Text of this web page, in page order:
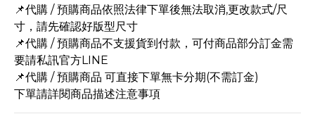
📌代購 / 預購商品依照法律下單後無法取消,更改款式/尺
寸，請先確認好版型尺寸
📌代購 / 預購商品不支援貨到付款，可付商品部分訂金需
要請私訊官方LINE
📌代購 / 預購商品 可直接下單無卡分期(不需訂金)
下單請詳閱商品描述注意事項